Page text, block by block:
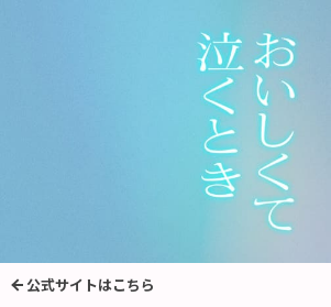
公式サイトはこちら